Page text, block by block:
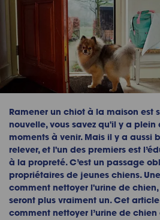
Ramener un chiot à la maison est
nouvelle, vous savez qu'il y a
moments à venir. Mais il y a aussi
relever, et l'un des premiers est
à la propreté. C’est un passage
propriétaires de jeunes chiens.
comment nettoyer l'urine de chien,
seront plus vraiment un. Cet
comment nettoyer l’urine de